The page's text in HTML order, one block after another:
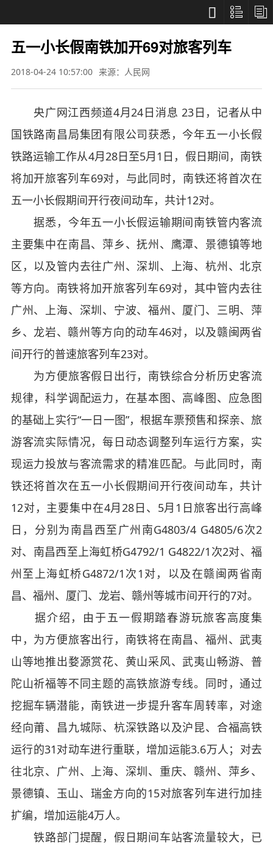



五一小长假南铁加开69对旅客列车
2018-04-24 10:57:00 来源：人民网
央广网江西频道4月24日消息 23日，记者从中
国铁路南昌局集团有限公司获悉，今年五一小长假
铁路运输工作从4月28日至5月1日，假日期间，南铁
将加开旅客列车69对，与此同时，南铁还将首次在
五一小长假期间开行夜间动车，共计12对。
据悉，今年五一小长假运输期间南铁管内客流
主要集中在南昌、萍乡、抚州、鹰潭、景德镇等地
区，以及管内去往广州、深圳、上海、杭州、北京
等方向。南铁将加开旅客列车69对，其中管内去往
广州、上海、深圳、宁波、福州、厦门、三明、萍
乡、龙岩、赣州等方向的动车46对，以及赣闽两省
间开行的普速旅客列车23对。
为方便旅客假日出行，南铁综合分析历史客流
规律，科学调配运力，在基本图、高峰图、应急图
的基础上实行“一日一图”，根据车票预售和探亲、旅
游客流实际情况，每日动态调整列车运行方案，实
现运力投放与客流需求的精准匹配。与此同时，南
铁还将首次在五一小长假期间开行夜间动车，共计
12对，主要集中在4月28日、5月1日旅客出行高峰
日，分别为南昌西至广州南G4803/4 G4805/6次2
对、南昌西至上海虹桥G4792/1 G4822/1次2对、福
州至上海虹桥G4872/1次1对，以及在赣闽两省南
昌、福州、厦门、龙岩、赣州等城市间开行的7对。
据介绍，由于五一假期踏春游玩旅客高度集
中，为方便旅客出行，南铁将在南昌、福州、武夷
山等地推出婺源赏花、黄山采风、武夷山畅游、普
陀山祈福等不同主题的高铁旅游专线。同时，通过
挖掘车辆潜能，南铁进一步提升客车周转率，对途
经向莆、昌九城际、杭深铁路以及沪昆、合福高铁
运行的31对动车进行重联，增加运能3.6万人；对去
往北京、广州、上海、深圳、重庆、赣州、萍乡、
景德镇、玉山、瑞金方向的15对旅客列车进行加挂
扩编，增加运能4万人。
铁路部门提醒，假日期间车站客流量较大，已